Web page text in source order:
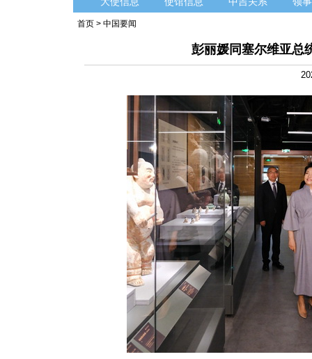
首页 > 中国要闻
彭丽媛同塞尔维亚总